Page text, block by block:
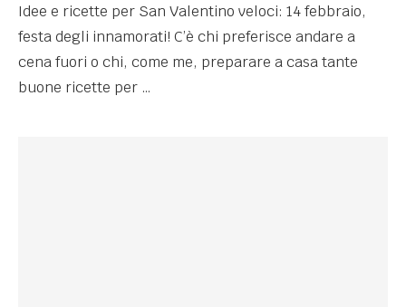
Idee e ricette per San Valentino veloci: 14 febbraio,
festa degli innamorati! C’è chi preferisce andare a
cena fuori o chi, come me, preparare a casa tante
buone ricette per …